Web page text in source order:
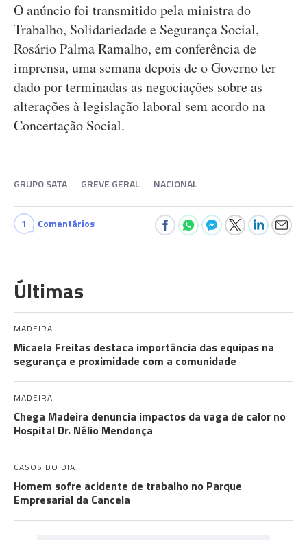
O anúncio foi transmitido pela ministra do
Trabalho, Solidariedade e Segurança Social,
Rosário Palma Ramalho, em conferência de
imprensa, uma semana depois de o Governo ter
dado por terminadas as negociações sobre as
alterações à legislação laboral sem acordo na
Concertação Social.
GRUPO SATA GREVE GERAL NACIONAL
1 Comentários
Últimas
MADEIRA
Micaela Freitas destaca importância das equipas na
segurança e proximidade com a comunidade
MADEIRA
Chega Madeira denuncia impactos da vaga de calor no
Hospital Dr. Nélio Mendonça
CASOS DO DIA
Homem sofre acidente de trabalho no Parque
Empresarial da Cancela